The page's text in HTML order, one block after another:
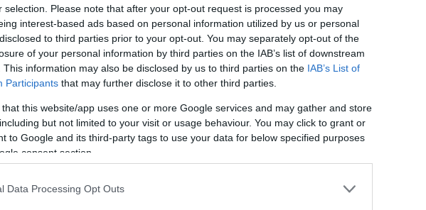
selection. Please note that after your opt-out request is processed you may
interest-based ads based on personal information utilized by us or personal
to third parties prior to your opt-out. You may separately opt-out of the
of your personal information by third parties on the IAB’s list of downstream
This information may also be disclosed by us to third parties on the IAB’s List of
Participants that may further disclose it to other third parties.
that this website/app uses one or more Google services and may gather and store
but not limited to your visit or usage behaviour. You may click to grant or
to Google and its third-party tags to use your data for below specified purposes
consent section.
Data Processing Opt Outs
jutott, majd Nani cselei után Olsson mentett
bombáját, majd Januzaj tekert a kapu mellé. A
meg lehetett volna fordítani a mérkõzést, vagy akár
teljesítmények sokasága mellett a támadók
ami után remélhetõleg számos játékos
nem megfelelõen állt a meccshez.